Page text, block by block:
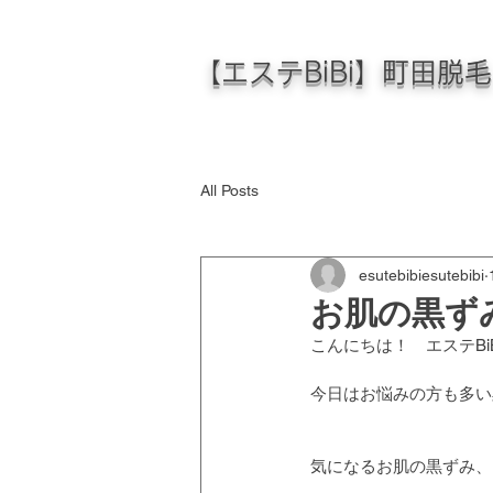
【エステBiBi】町田脱
All Posts
お肌の黒ず
esutebibiesutebibi
こんにちは！　エステ
今日はお悩みの方も多
気になるお肌の黒ずみ